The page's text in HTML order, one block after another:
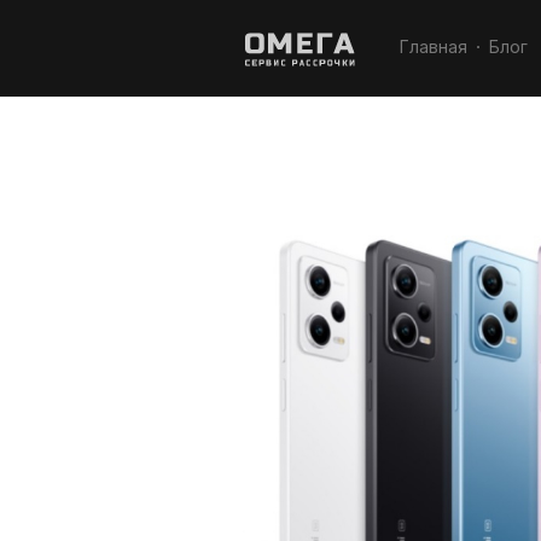
Главная Блог